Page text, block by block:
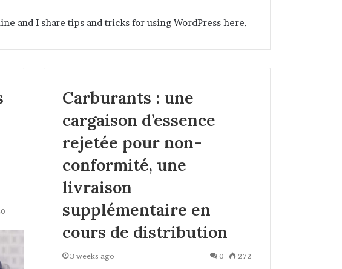
and I share tips and tricks for using WordPress here.
Carburants : une
cargaison d’essence
rejetée pour non-
conformité, une
livraison
supplémentaire en
cours de distribution
3 weeks ago 0 272